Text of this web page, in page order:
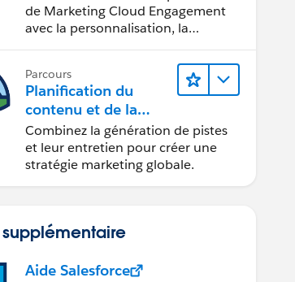
de Marketing Cloud Engagement
avec la personnalisation, la
Parcours
Planification du
contenu et de la
stratégie marketing
avec
Marketing Cloud
Account Engagemen
Combinez la génération de pistes
et leur entretien pour créer une
stratégie marketing globale.
Aide Salesforce